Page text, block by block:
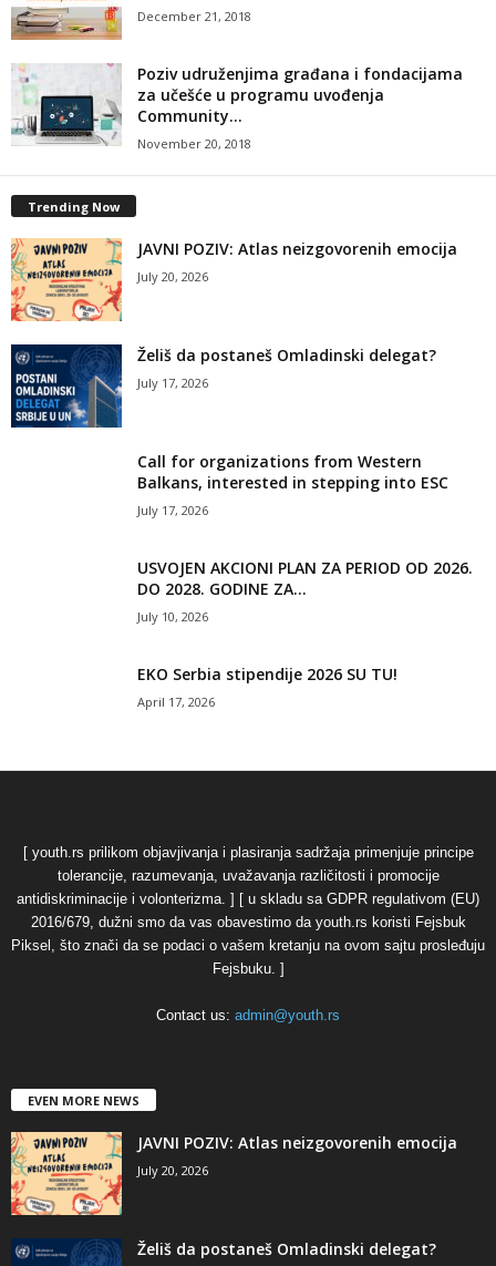
December 21, 2018
Poziv udruženjima građana i fondacijama
za učešće u programu uvođenja
Community...
November 20, 2018
Trending Now
JAVNI POZIV: Atlas neizgovorenih emocija
July 20, 2026
Želiš da postaneš Omladinski delegat?
July 17, 2026
Call for organizations from Western
Balkans, interested in stepping into ESC
July 17, 2026
USVOJEN AKCIONI PLAN ZA PERIOD OD 2026.
DO 2028. GODINE ZA...
July 10, 2026
EKO Serbia stipendije 2026 SU TU!
April 17, 2026
[ youth.rs prilikom objavjivanja i plasiranja sadržaja primenjuje principe
tolerancije, razumevanja, uvažavanja različitosti i promocije
antidiskriminacije i volonterizma. ] [ u skladu sa GDPR regulativom (EU)
2016/679, dužni smo da vas obavestimo da youth.rs koristi Fejsbuk
Piksel, što znači da se podaci o vašem kretanju na ovom sajtu prosleđuju
Fejsbuku. ]
Contact us: admin@youth.rs
EVEN MORE NEWS
JAVNI POZIV: Atlas neizgovorenih emocija
July 20, 2026
Želiš da postaneš Omladinski delegat?